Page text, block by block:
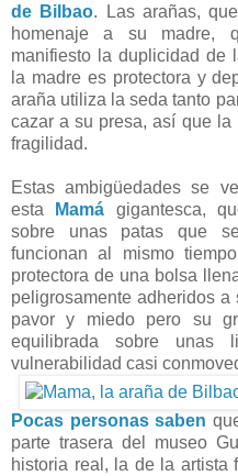
de Bilbao. Las arañas,
homenaje a su madre,
manifiesto la duplicidad de
la madre es protectora y
araña utiliza la seda tanto
cazar a su presa, así que la
fragilidad.
Estas ambigüedades se
esta
Mamá
gigantesca,
sobre unas patas que
funcionan al mismo
protectora de una bolsa
peligrosamente adheridos
pavor y miedo pero su
equilibrada sobre unas
vulnerabilidad casi
Pocas personas saben
parte trasera del museo
historia real, la de la artista